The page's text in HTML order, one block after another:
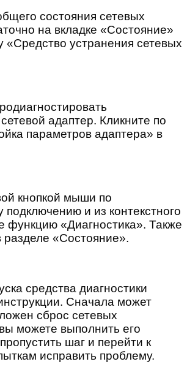
состояния сетевых
на вкладке «Состояние»
«Средство устранения сетевых
адаптер. Кликните по
параметров адаптера» в
кнопкой мыши по
подключению и из контекстного
функцию «Диагностика». Также
разделе «Состояние».
средства диагностики
Сначала может
сброс сетевых
можете выполнить его
шаг и перейти к
исправить проблему.